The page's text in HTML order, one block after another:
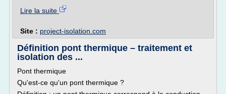
Lire la suite
Site : project-isolation.com
Définition pont thermique – traitement et
isolation des ...
Pont thermique
Qu'est-ce qu'un pont thermique ?